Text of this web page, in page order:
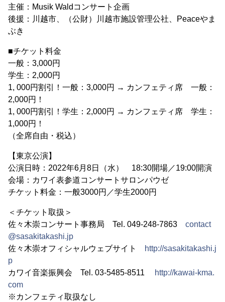
主催：Musik Waldコンサート企画
後援：川越市、（公財）川越市施設管理公社、Peaceやま
ぶき
■チケット料金
一般：3,000円
学生：2,000円
1, 000円割引！一般：3,000円 → カンフェティ席 一般：
2,000円！
1, 000円割引！学生：2,000円 → カンフェティ席 学生：
1,000円！
（全席自由・税込）
【東京公演】
公演日時：2022年6月8日（水） 18:30開場／19:00開演
会場：カワイ表参道コンサートサロンパウゼ
チケット料金：一般3000円／学生2000円
＜チケット取扱＞
佐々木崇コンサート事務局 Tel. 049-248-7863 contact
@sasakitakashi.jp
佐々木崇オフィシャルウェブサイト
http://sasakitakashi.j
p
カワイ音楽振興会 Tel. 03-5485-8511
http://kawai-kma.
com
※カンフェティ取扱なし